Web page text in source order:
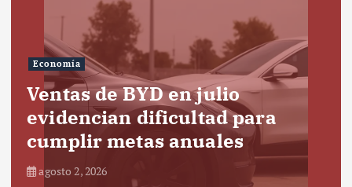
Economía
Ventas de BYD en julio
evidencian dificultad para
cumplir metas anuales
agosto 2, 2026